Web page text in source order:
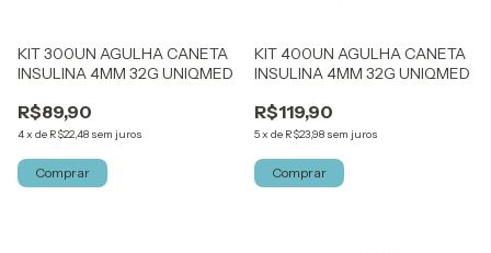
KIT 300UN AGULHA CANETA
INSULINA 4MM 32G UNIQMED
R$89,90
4x de R$22,48 sem juros
KIT 400UN AGULHA CANETA
INSULINA 4MM 32G UNIQMED
R$119,90
5x de R$23,98 sem juros